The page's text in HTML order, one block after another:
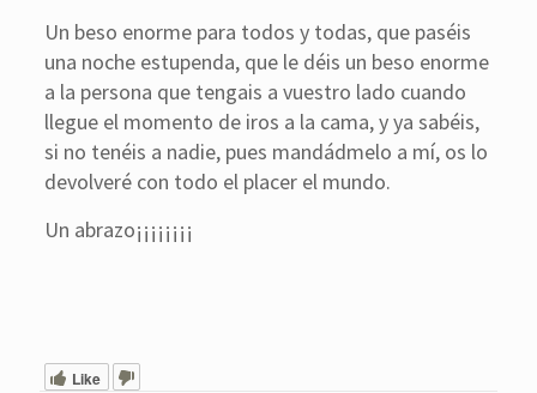
Un beso enorme para todos y todas, que paséis
una noche estupenda, que le déis un beso enorme
a la persona que tengais a vuestro lado cuando
llegue el momento de iros a la cama, y ya sabéis,
si no tenéis a nadie, pues mandádmelo a mí, os lo
devolveré con todo el placer el mundo.
Un abrazo¡¡¡¡¡¡¡¡
Like